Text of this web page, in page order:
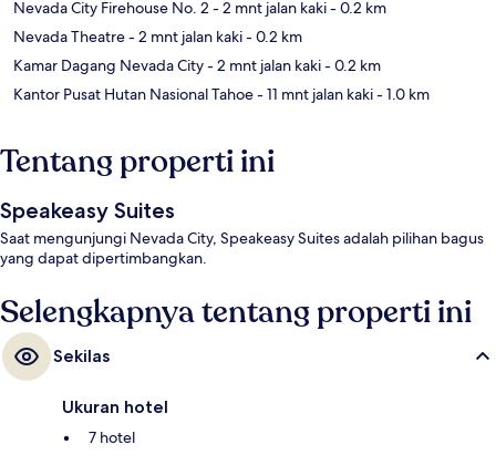
Nevada City Firehouse No. 2 - 2 mnt jalan kaki- 0.2 km
Nevada Theatre- 2 mnt jalan kaki- 0.2 km
Kamar Dagang Nevada City- 2 mnt jalan kaki- 0.2 km
Kantor Pusat Hutan Nasional Tahoe- 11 mnt jalan kaki- 1.0 km
Tentang properti ini
Speakeasy Suites
Saat mengunjungi Nevada City, Speakeasy Suites adalah pilihan bagus
yang dapat dipertimbangkan.
Selengkapnya tentang properti ini
Sekilas
Ukuran hotel
7 hotel